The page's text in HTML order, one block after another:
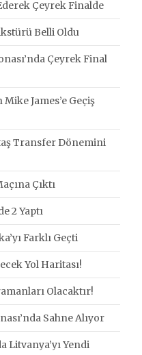
Çeyrek Finalde
Belli Oldu
Çeyrek Final
James’e Geçiş
Transfer Dönemini
Çıktı
2 Yaptı
Farklı Geçti
Yol Haritası!
Olacaktır!
Sahne Alıyor
Litvanya’yı Yendi